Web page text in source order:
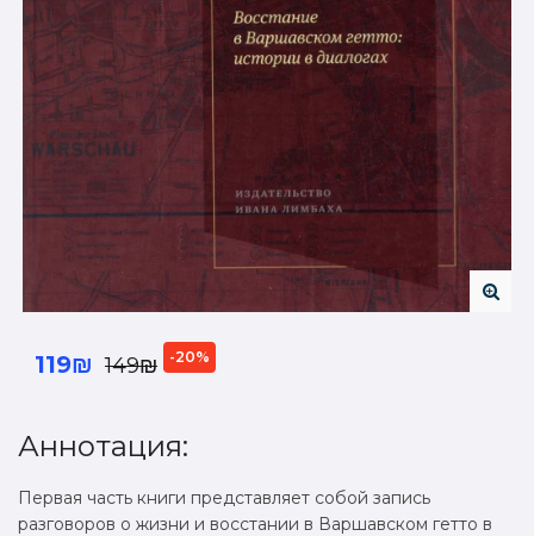
119₪ 149₪ -20%
Аннотация:
Первая часть книги представляет собой запись
разговоров о жизни и восстании в Варшавском гетто в